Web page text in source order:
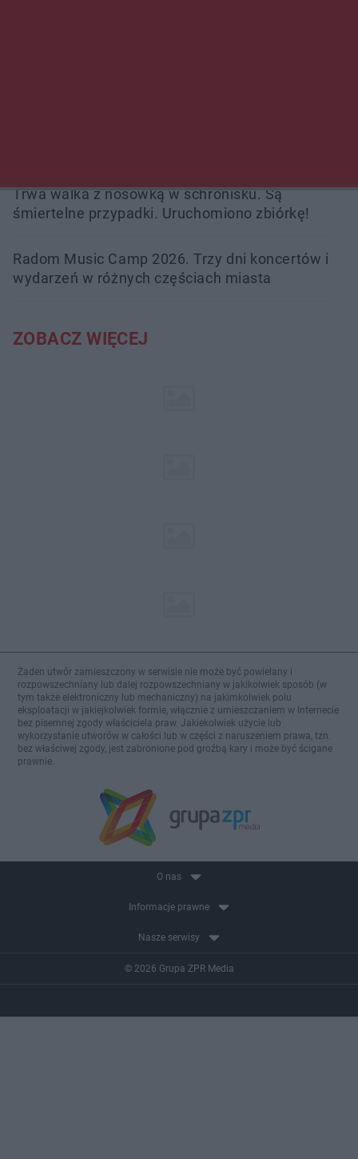
Trwa walka z nosówką w schronisku. Są
śmiertelne przypadki. Uruchomiono zbiórkę!
Radom Music Camp 2026. Trzy dni koncertów i
wydarzeń w różnych częściach miasta
ZOBACZ WIĘCEJ
Żaden utwór zamieszczony w serwisie nie może być powielany i
rozpowszechniany lub dalej rozpowszechniany w jakikolwiek sposób (w
tym także elektroniczny lub mechaniczny) na jakimkolwiek polu
eksploatacji w jakiejkolwiek formie, włącznie z umieszczaniem w Internecie
bez pisemnej zgody właściciela praw. Jakiekolwiek użycie lub
wykorzystanie utworów w całości lub w części z naruszeniem prawa, tzn.
bez właściwej zgody, jest zabronione pod groźbą kary i może być ścigane
prawnie.
O nas
Informacje prawne
Nasze serwisy
© 2026 Grupa ZPR Media